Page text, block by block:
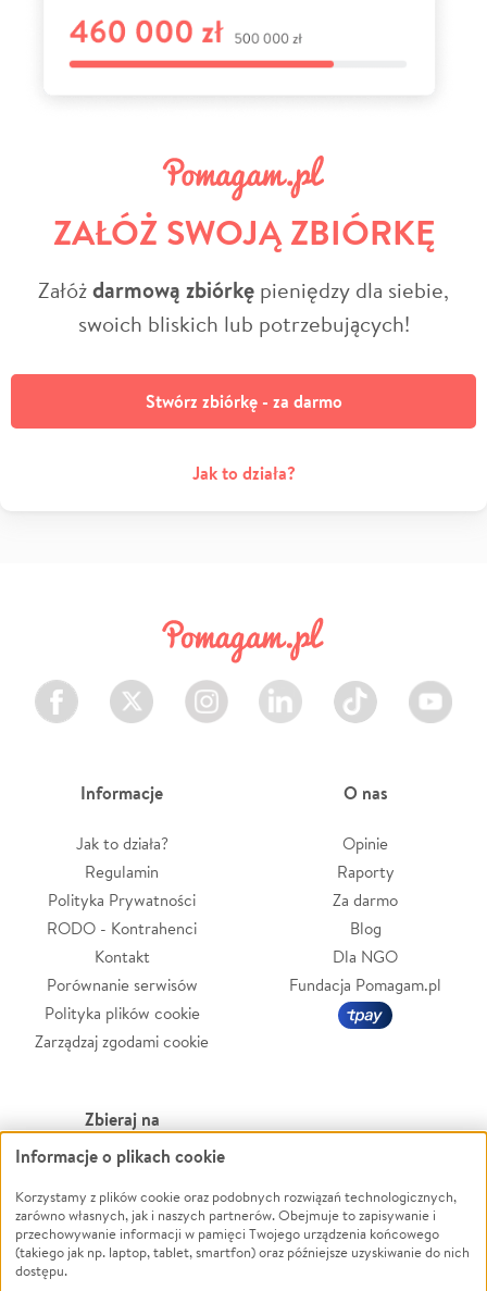
ZAŁÓŻ SWOJĄ ZBIÓRKĘ
Załóżdarmową zbiórkę pieniędzy dla siebie,
swoich bliskich lub potrzebujących!
Stwórz zbiórkę - za darmo
Jak to działa?
Facebook Twitter Instagram LinkedIn TikTok Youtube
Informacje
Jak to działa?
Regulamin
Polityka Prywatności
RODO - Kontrahenci
Kontakt
Porównanie serwisów
Polityka plików cookie
Zarządzaj zgodami cookie
O nas
Opinie
Raporty
Za darmo
Blog
Dla NGO
Fundacja Pomagam.pl
Zbieraj na
Leczenie
Zwierzęta
Pożar
Ukraina
Powódź
Wichura
NGO
Informacje o plikach cookie
Korzystamy z plików cookie oraz podobnych rozwiązań technologicznych,
zarówno własnych, jak i naszych partnerów. Obejmuje to zapisywanie i
przechowywanie informacji w pamięci Twojego urządzenia końcowego
(takiego jak np. laptop, tablet, smartfon) oraz późniejsze uzyskiwanie do nich
dostępu.